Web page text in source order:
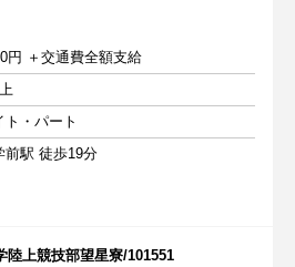
円 ＋交通費全額支給
ト・パート
前駅 徒歩19分
上競技部望星寮/101551